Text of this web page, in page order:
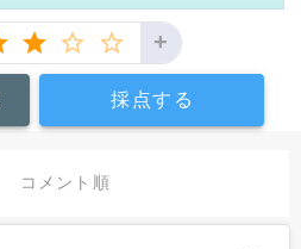
+
採点する
コメント順